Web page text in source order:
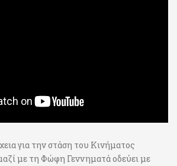
για την στάση του Κινήματος
με τη Φώφη Γεννηματά οδεύει με